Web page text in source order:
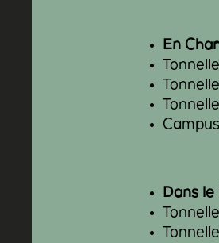
En
Dans